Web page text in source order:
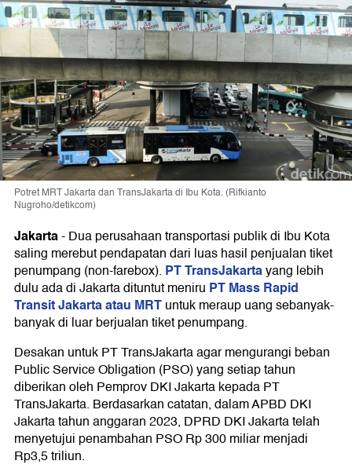
Potret MRT Jakarta dan TransJakarta di Ibu Kota. (Rifkianto
Nugroho/detikcom)
Jakarta-Dua perusahaan transportasi publik di Ibu Kota
saling merebut pendapatan dari luas hasil penjualan tiket
penumpang (non-farebox). PT TransJakartayang lebih
dulu ada di Jakarta dituntut meniru PT Mass Rapid
Transit Jakarta atau MRTuntuk meraup uang sebanyak-
banyak di luar berjualan tiket penumpang.
Desakan untuk PT TransJakarta agar mengurangi beban
Public Service Obligation (PSO) yang setiap tahun
diberikan oleh Pemprov DKI Jakarta kepada PT
TransJakarta. Berdasarkan catatan, dalam APBD DKI
Jakarta tahun anggaran 2023, DPRD DKI Jakarta telah
menyetujui penambahan PSO Rp 300 miliar menjadi
Rp3,5 triliun.